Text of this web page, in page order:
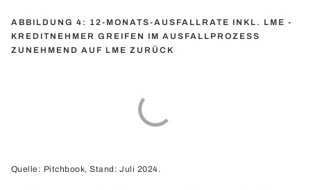
ABBILDUNG 4: 12-MONATS-AUSFALLRATE INKL. LME -
KREDITNEHMER GREIFEN IM AUSFALLPROZESS
ZUNEHMEND AUF LME ZURÜCK
Quelle: Pitchbook, Stand: Juli 2024.